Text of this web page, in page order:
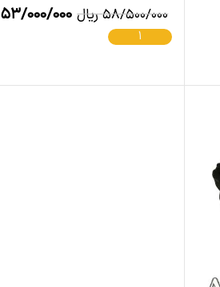
۵۸/۵۰۰/۰۰۰ریال ۵۳/۰۰۰/۰۰۰